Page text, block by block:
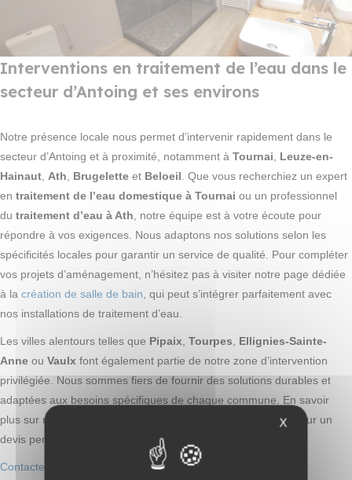
Interventions en traitement de l’eau dans le
secteur d’Antoing et ses environs
Notre présence locale nous permet d’intervenir rapidement dans le
secteur d’Antoing et à proximité, notamment à Tournai, Leuze-en-
Hainaut, Ath, Brugelette et Beloeil. Que vous recherchiez un expert
en traitement de l’eau domestique à Tournai ou un professionnel
du traitement d’eau à Ath, notre équipe est à votre écoute pour
répondre à vos exigences. Nous adaptons nos solutions selon les
spécificités locales pour garantir un service de qualité. Pour compléter
vos projets d’aménagement, n’hésitez pas à visiter notre page dédiée
à la création de salle de bain, qui peut s’intégrer parfaitement avec
nos installations de traitement d’eau.
Les villes alentours telles que Pipaix, Tourpes, Ellignies-Sainte-
Anne ou Vaulx font également partie de notre zone d’intervention
privilégiée. Nous sommes fiers de fournir des solutions durables et
adaptées aux besoins spécifiques de chaque commune. En savoir
plus sur nos
et contactez-nous pour un
devis personnalisé.
Contactez-nous pour un devis ou une intervention rapide.
X